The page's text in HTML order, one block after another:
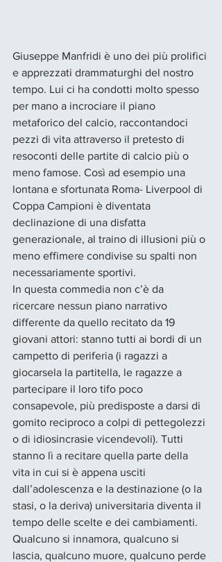
Giuseppe Manfridi è uno dei più prolifici
e apprezzati drammaturghi del nostro
tempo. Lui ci ha condotti molto spesso
per mano a incrociare il piano
metaforico del calcio, raccontandoci
pezzi di vita attraverso il pretesto di
resoconti delle partite di calcio più o
meno famose. Così ad esempio una
lontana e sfortunata Roma- Liverpool di
Coppa Campioni è diventata
declinazione di una disfatta
generazionale, al traino di illusioni più o
meno effimere condivise su spalti non
necessariamente sportivi.
In questa commedia non c’è da
ricercare nessun piano narrativo
differente da quello recitato da 19
giovani attori: stanno tutti ai bordi di un
campetto di periferia (i ragazzi a
giocarsela la partitella, le ragazze a
partecipare il loro tifo poco
consapevole, più predisposte a darsi di
gomito reciproco a colpi di pettegolezzi
o di idiosincrasie vicendevoli). Tutti
stanno lì a recitare quella parte della
vita in cui si è appena usciti
dall’adolescenza e la destinazione (o la
stasi, o la deriva) universitaria diventa il
tempo delle scelte e dei cambiamenti.
Qualcuno si innamora, qualcuno si
lascia, qualcuno muore, qualcuno perde